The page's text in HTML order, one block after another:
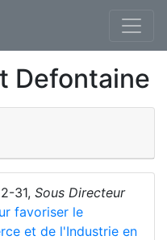
Defontaine
31, Sous Directeur
favoriser le
et de l'Industrie en